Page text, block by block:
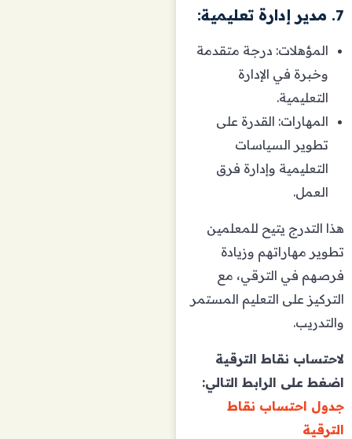
7. مدير إدارة تعليمية:
المؤهلات: درجة متقدمة
وخبرة في الإدارة
التعليمية.
المهارات: القدرة على
تطوير السياسات
التعليمية وإدارة فرق
العمل.
هذا التدرج يتيح للمعلمين
تطوير مهاراتهم وزيادة
فرصهم في الترقي، مع
التركيز على التعليم المستمر
والتدريب.
لاحتساب نقاط الترقية
اضغط على الرابط التالي:
جدول احتساب نقاط
الترقية